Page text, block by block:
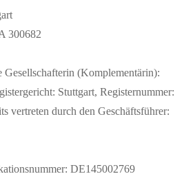
300682
Gesellschafterin (Komplementärin):
Stuttgart, Registernummer:
vertreten durch den Geschäftsführer:
DE145002769